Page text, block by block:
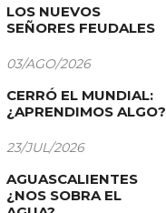
LOS NUEVOS
SEÑORES FEUDALES
03/AGO/2026
CERRÓ EL MUNDIAL:
¿APRENDIMOS ALGO?
23/JUL/2026
AGUASCALIENTES
¿NOS SOBRA EL